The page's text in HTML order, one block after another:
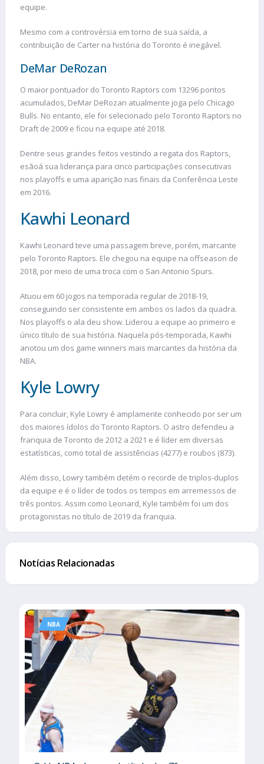
equipe.
Mesmo com a controvérsia em torno de sua saída, a
contribuição de Carter na história do Toronto é inegável.
DeMar DeRozan
O maior pontuador do Toronto Raptors com 13296 pontos
acumulados, DeMar DeRozan atualmente joga pelo Chicago
Bulls. No entanto, ele foi selecionado pelo Toronto Raptors no
Draft de 2009 e ficou na equipe até 2018.
Dentre seus grandes feitos vestindo a regata dos Raptors,
esãoá sua liderança para cinco participações consecutivas
nos playoffs e uma aparição nas finais da Conferência Leste
em 2016.
Kawhi Leonard
Kawhi Leonard teve uma passagem breve, porém, marcante
pelo Toronto Raptors. Ele chegou na equipe na offseason de
2018, por meio de uma troca com o San Antonio Spurs.
Atuou em 60 jogos na temporada regular de 2018-19,
conseguindo ser consistente em ambos os lados da quadra.
Nos playoffs o ala deu show. Liderou a equipe ao primeiro e
único título de sua história. Naquela pós-temporada, Kawhi
anotou um dos game winners mais marcantes da história da
NBA.
Kyle Lowry
Para concluir, Kyle Lowry é amplamente conhecido por ser um
dos maiores ídolos do Toronto Raptors. O astro defendeu a
franquia de Toronto de 2012 a 2021 e é líder em diversas
estatísticas, como total de assistências (4277) e roubos (873).
Além disso, Lowry também detém o recorde de triplos-duplos
da equipe e é o líder de todos os tempos em arremessos de
três pontos. Assim como Leonard, Kyle também foi um dos
protagonistas no título de 2019 da franquia.
Notícias Relacionadas
NBA